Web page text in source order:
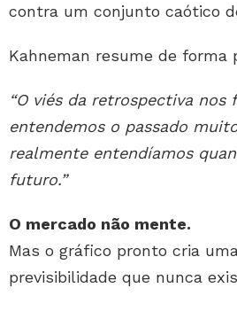
contra um conjunto caótico
Kahneman resume de forma
“O viés da retrospectiva nos
entendemos o passado
realmente entendíamos
futuro.”
O mercado não mente.
Mas o gráfico pronto cria
previsibilidade que nunca